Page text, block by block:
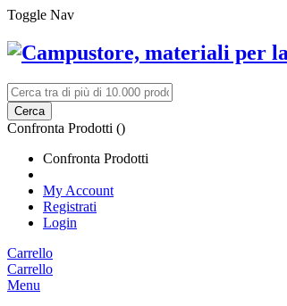
Toggle Nav
Cerca
Confronta Prodotti ()
Confronta Prodotti
My Account
Registrati
Login
Carrello
Carrello
Menu